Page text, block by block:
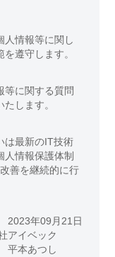
人情報等に関し
遵守します。
等に関する質問
します。
は最新のIT技術
人情報保護体制
善を継続的に行
2023年09月21日
アイベック
平本あつし